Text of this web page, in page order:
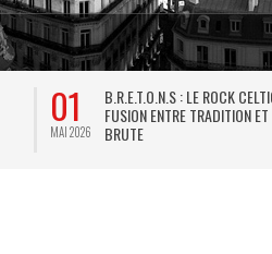
01
MAI 2026
B.R.E.T.O.N.S : LE ROCK
FUSION ENTRE TRADITION ET
BRUTE